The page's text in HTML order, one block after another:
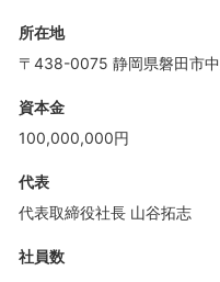
所在地
〒438-0075 静岡県磐田市
資本金
100,000,000円
代表
代表取締役社長 山谷拓志
社員数